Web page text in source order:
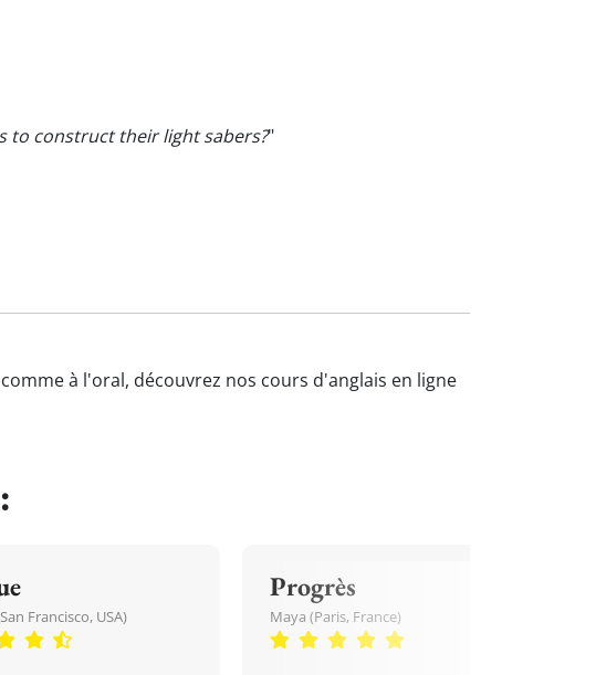
to construct their light sabers?"
à l'oral, découvrez nos cours d'anglais en ligne
Francisco, USA)
Progrès
Maya (Paris, France)